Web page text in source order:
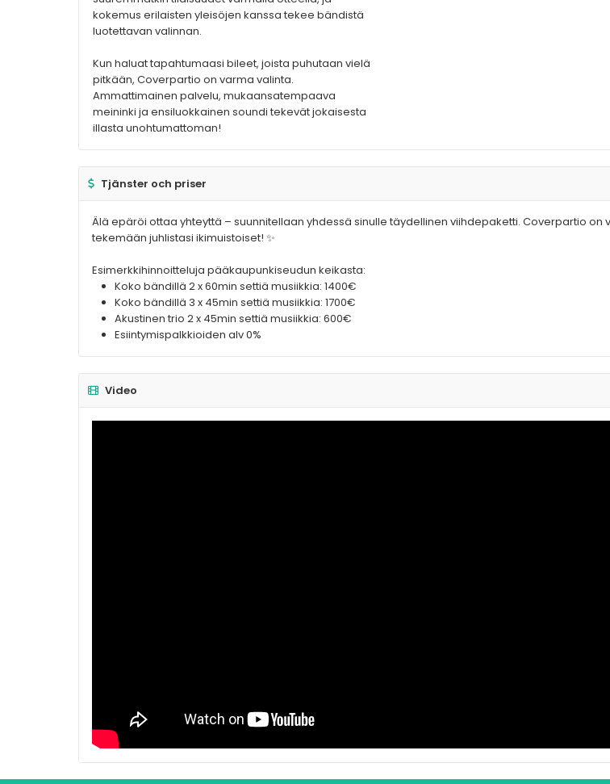
kokemus erilaisten yleisöjen kanssa tekee bändistä
luotettavan valinnan.
Kun haluat tapahtumaasi bileet, joista puhutaan vielä
pitkään, Coverpartio on varma valinta.
Ammattimainen palvelu, mukaansatempaava
meininki ja ensiluokkainen soundi tekevät jokaisesta
illasta unohtumattoman!
Tjänster och priser
Älä epäröi ottaa yhteyttä – suunnitellaan yhdessä sinulle täydellinen viihdepaketti. Coverpartio on
tekemään juhlistasi ikimuistoiset! ✨
Esimerkkihinnoitteluja pääkaupunkiseudun keikasta:
Koko bändillä 2 x 60min settiä musiikkia: 1400€
Koko bändillä 3 x 45min settiä musiikkia: 1700€
Akustinen trio 2 x 45min settiä musiikkia: 600€
Esiintymispalkkioiden alv 0%
Video